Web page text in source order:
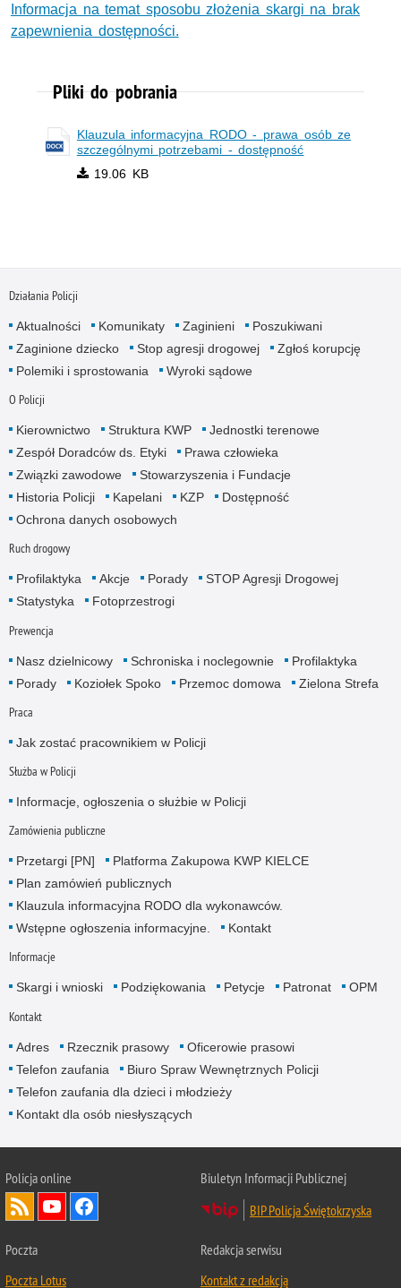
Informacja na temat sposobu złożenia skargi na brak
zapewnienia dostępności.
Pliki do pobrania
Klauzula informacyjna RODO - prawa osób ze
szczególnymi potrzebami - dostępność
19.06 KB
Działania Policji
Aktualności Komunikaty Zaginieni
Poszukiwani
Zaginione dziecko
Stop agresji drogowej
Zgłoś korupcję
Polemiki i sprostowania
Wyroki sądowe
O Policji
Kierownictwo Struktura KWP
Jednostki terenowe
Zespół Doradców ds. Etyki
Prawa człowieka
Związki zawodowe
Stowarzyszenia i Fundacje
Historia Policji
Kapelani KZP
Dostępność
Ochrona danych osobowych
Ruch drogowy
Profilaktyka Akcje Porady
STOP Agresji Drogowej
Statystyka
Fotoprzestrogi
Prewencja
Nasz dzielnicowy Schroniska i noclegownie
Profilaktyka
Porady
Koziołek Spoko Przemoc domowa Zielona Strefa
Praca
Jak zostać pracownikiem w Policji
Służba w Policji
Informacje, ogłoszenia o służbie w Policji
Zamówienia publiczne
Przetargi [PN]
Platforma Zakupowa KWP KIELCE
Plan zamówień publicznych
Klauzula informacyjna RODO dla wykonawców.
Wstępne ogłoszenia informacyjne.
Kontakt
Informacje
Skargi i wnioski Podziękowania Petycje Patronat OPM
Kontakt
Adres Rzecznik prasowy
Oficerowie prasowi
Telefon zaufania
Biuro Spraw Wewnętrznych Policji
Telefon zaufania dla dzieci i młodzieży
Kontakt dla osób niesłyszących
Policja online
Biuletyn Informacji Publicznej
BIP Policja Świętokrzyska
Poczta
Poczta Lotus
Redakcja serwisu
Kontakt z redakcją